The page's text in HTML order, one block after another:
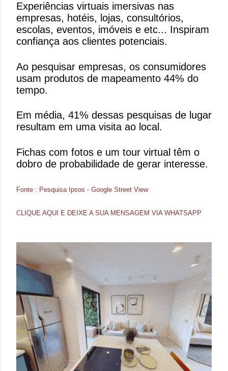
Experiências virtuais imersivas nas
empresas, hotéis, lojas, consultórios,
escolas, eventos, imóveis e etc... Inspiram
confiança aos clientes potenciais.
Ao pesquisar empresas, os consumidores
usam produtos de mapeamento 44% do
tempo.
Em média, 41% dessas pesquisas de lugar
resultam em uma visita ao local.
Fichas com fotos e um tour virtual têm o
dobro de probabilidade de gerar interesse.
Fonte : Pesquisa Ipsos - Google Street View
CLIQUE AQUI E DEIXE A SUA MENSAGEM VIA WHATSAPP